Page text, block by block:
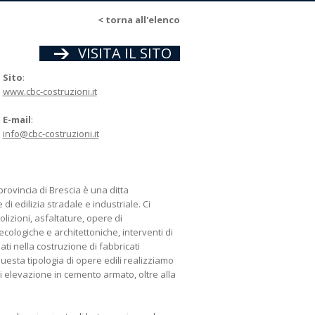
< torna all'elenco
VISITA IL SITO
Sito:
www.cbc-costruzioni.it
E-mail:
info@cbc-costruzioni.it
di Brescia è una ditta
edilizia stradale e industriale. Ci
asfaltature, opere di
e architettoniche, interventi di
nella costruzione di fabbricati
tipologia di opere edili realizziamo
in cemento armato, oltre alla